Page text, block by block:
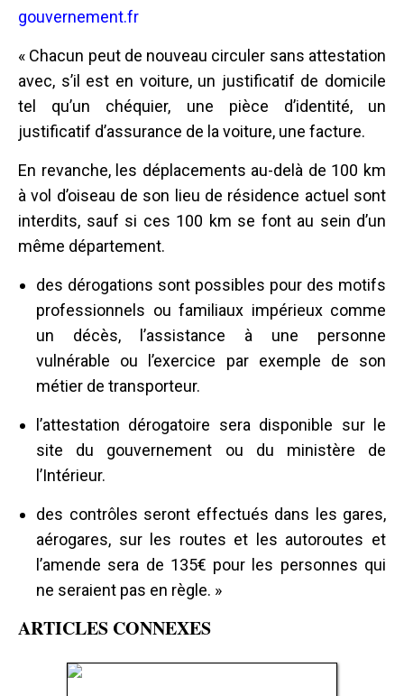
gouvernement.fr
« Chacun peut de nouveau circuler sans attestation
avec, s’il est en voiture, un justificatif de domicile
tel qu’un chéquier, une pièce d’identité, un
justificatif d’assurance de la voiture, une facture.
En revanche, les déplacements au-delà de 100 km
à vol d’oiseau de son lieu de résidence actuel sont
interdits, sauf si ces 100 km se font au sein d’un
même département.
des dérogations sont possibles pour des motifs
professionnels ou familiaux impérieux comme
un décès, l’assistance à une personne
vulnérable ou l’exercice par exemple de son
métier de transporteur.
l’attestation dérogatoire sera disponible sur le
site du gouvernement ou du ministère de
l’Intérieur.
des contrôles seront effectués dans les gares,
aérogares, sur les routes et les autoroutes et
l’amende sera de 135€ pour les personnes qui
ne seraient pas en règle. »
ARTICLES CONNEXES